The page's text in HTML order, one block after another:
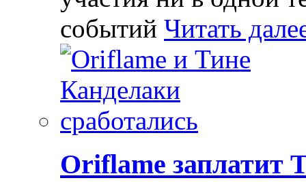
событий Читать
Oriflame заплатит